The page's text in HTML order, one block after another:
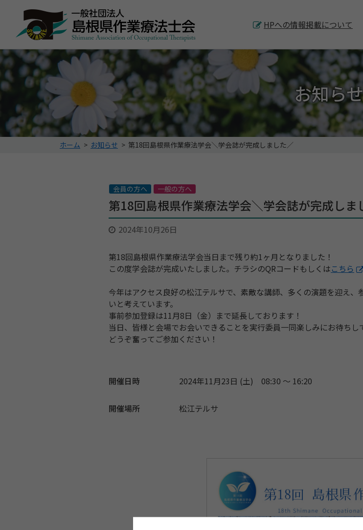
HPへの情報掲載について
お知ら
こ
ホーム > お知らせ > 第18回島根県作業療法学会＼学会誌が完成しました／
会員の方へ 一般の方へ
第18回島根県作業療法学会＼学会誌が完成しま
2024年10月26日
第18回島根県作業療法学会当日まで残り約1ヶ月となりました！
この度学会誌が完成いたしました。チラシのQRコードもしくはこちら
今年はアクセス良好の松江テルサで、素敵な講師、 多くの演題を迎え、
いと考えています。
事前参加登録は11月8日（金）まで延長しております！
当日、 皆様と会場でお会いできることを実行委員一同楽しみにお待ちし
どうぞ奮ってご参加ください！
開催日時 2024年11月23日 (土) 08:30 〜 16:20
開催場所 松江テルサ